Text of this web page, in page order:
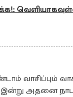
வாசிப்பும்
இன்று அதனை